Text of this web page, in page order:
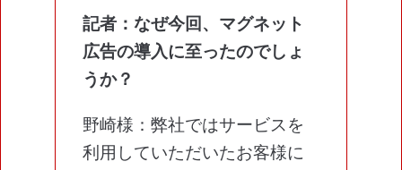
記者：なぜ今回、マグネット
広告の導入に至ったのでしょ
うか？
野崎様：弊社ではサービスを
利用していただいたお客様に